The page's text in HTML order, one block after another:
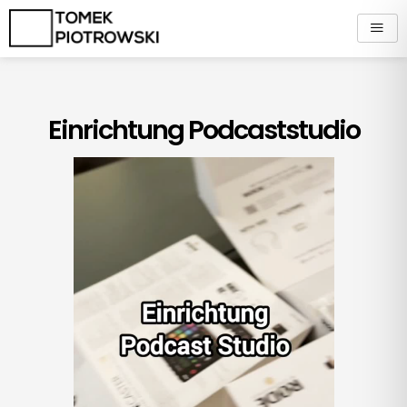
Zum
springen
Einrichtung Podcaststudio